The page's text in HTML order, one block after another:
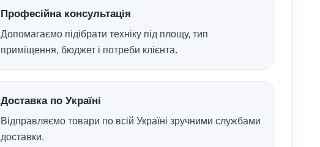
Професійна консультація
Допомагаємо підібрати техніку під площу, тип
приміщення, бюджет і потреби клієнта.
Доставка по Україні
Відправляємо товари по всій Україні зручними службами
доставки.